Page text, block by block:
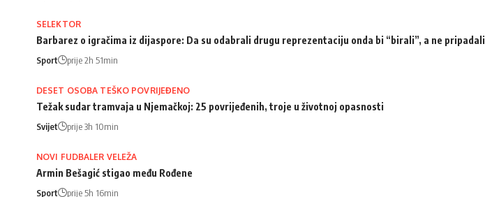
SELEKTOR
Barbarez o igračima iz dijaspore: Da su odabrali drugu reprezentaciju onda bi “birali”, a ne pripadali
Sport prije 2h 51min
DESET OSOBA TEŠKO POVRIJEĐENO
Težak sudar tramvaja u Njemačkoj: 25 povrijeđenih, troje u životnoj opasnosti
Svijet prije 3h 10min
NOVI FUDBALER VELEŽA
Armin Bešagić stigao među Rođene
Sport prije 5h 16min